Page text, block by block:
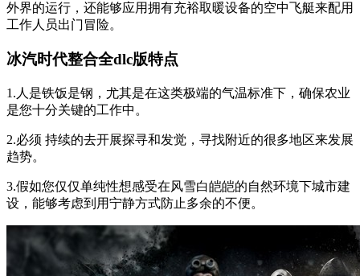
外界的运行，还能够应用拥有充裕取暖设备的空中飞艇来配用
工作人员出门冒险。
冰汽时代整合全dlc版特点
1.人是铁饭是钢，尤其是在这类极端的气温标准下，确保农业
是您十分关键的工作中。
2.必须 持续的去开展探寻和发觉，寻找附近的很多地区来发展
趋势。
3.假如您仅仅单纯性想感受在风雪白皑皑的自然环境下城市建
设，能够考虑到用宁静方式防止多余的不便。